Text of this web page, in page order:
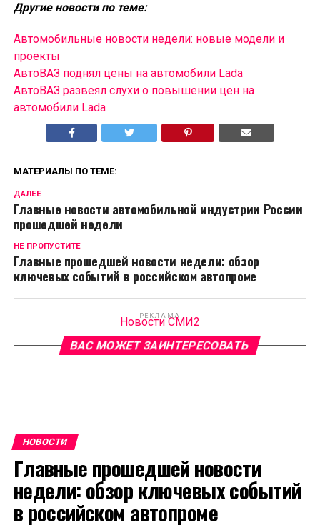
Другие новости по теме:
Автомобильные новости недели: новые модели и
проекты
АвтоВАЗ поднял цены на автомобили Lada
АвтоВАЗ развеял слухи о повышении цен на
автомобили Lada
МАТЕРИАЛЫ ПО ТЕМЕ:
ДАЛЕЕ
Главные новости автомобильной индустрии России
прошедшей недели
НЕ ПРОПУСТИТЕ
Главные прошедшей новости недели: обзор
ключевых событий в российском автопроме
РЕКЛАМА
Новости СМИ2
ВАС МОЖЕТ ЗАИНТЕРЕСОВАТЬ
НОВОСТИ
Главные прошедшей новости
недели: обзор ключевых событий
в российском автопроме